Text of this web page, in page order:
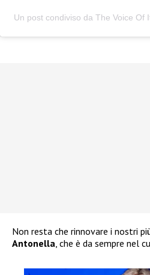
Un post condiviso da The Voice Of
Non resta che rinnovare i nostri
Antonella , che è da sempre nel